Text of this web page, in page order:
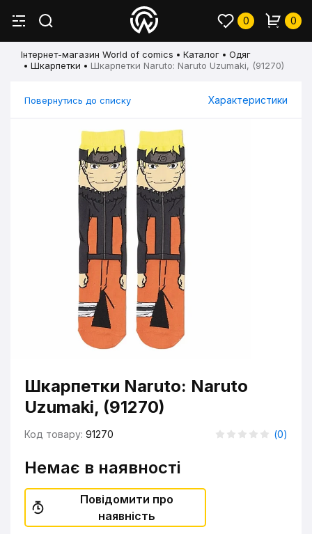
0 0
Інтернет-магазин World of comics Каталог
Одяг
Шкарпетки
Шкарпетки Naruto: Naruto Uzumaki, (91270)
Повернутись до списку Характеристики
Шкарпетки Naruto: Naruto
Uzumaki, (91270)
Код товару: 91270 (0)
Немає в наявності
Повідомити про
наявність